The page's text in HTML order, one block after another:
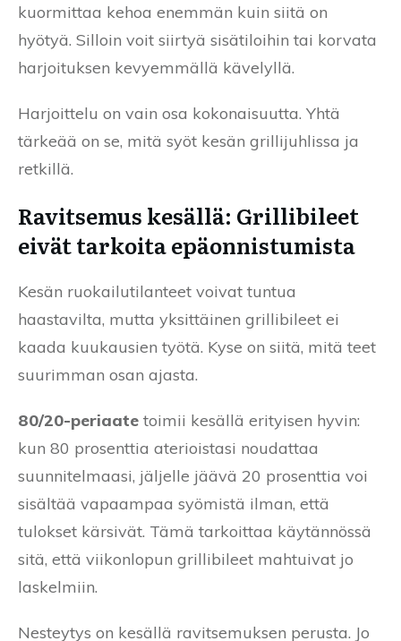
kuormittaa kehoa enemmän kuin siitä on
hyötyä. Silloin voit siirtyä sisätiloihin tai korvata
harjoituksen kevyemmällä kävelyllä.
Harjoittelu on vain osa kokonaisuutta. Yhtä
tärkeää on se, mitä syöt kesän grillijuhlissa ja
retkillä.
Ravitsemus kesällä: Grillibileet
eivät tarkoita epäonnistumista
Kesän ruokailutilanteet voivat tuntua
haastavilta, mutta yksittäinen grillibileet ei
kaada kuukausien työtä. Kyse on siitä, mitä teet
suurimman osan ajasta.
80/20-periaate toimii kesällä erityisen hyvin:
kun 80 prosenttia aterioistasi noudattaa
suunnitelmaasi, jäljelle jäävä 20 prosenttia voi
sisältää vapaampaa syömistä ilman, että
tulokset kärsivät. Tämä tarkoittaa käytännössä
sitä, että viikonlopun grillibileet mahtuivat jo
laskelmiin.
Nesteytys on kesällä ravitsemuksen perusta. Jo